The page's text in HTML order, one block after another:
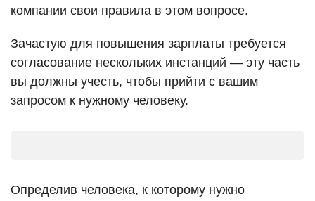
компании свои правила в этом вопросе.
Зачастую для повышения зарплаты требуется
согласование нескольких инстанций — эту часть
вы должны учесть, чтобы прийти с вашим
запросом к нужному человеку.
Определив человека, к которому нужно